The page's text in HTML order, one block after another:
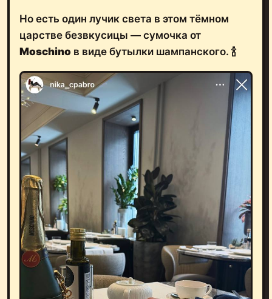
Но есть один лучик света в этом тёмном
царстве безвкусицы — сумочка от
Moschino в виде бутылки шампанского. 🍾